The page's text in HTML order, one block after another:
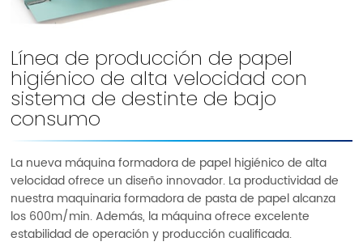
Línea de producción de papel
higiénico de alta velocidad con
sistema de destinte de bajo
consumo
La nueva máquina formadora de papel higiénico de alta
velocidad ofrece un diseño innovador. La productividad de
nuestra maquinaria formadora de pasta de papel alcanza
los 600m/min. Además, la máquina ofrece excelente
estabilidad de operación y producción cualificada.